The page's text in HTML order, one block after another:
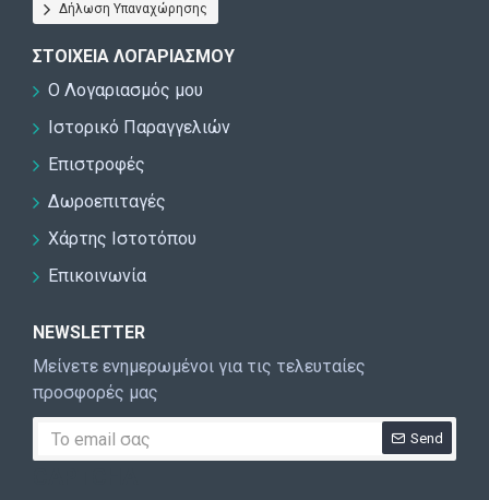
Δήλωση Υπαναχώρησης
ΣΤΟΙΧΕΊΑ ΛΟΓΑΡΙΑΣΜΟΎ
Ο Λογαριασμός μου
Ιστορικό Παραγγελιών
Επιστροφές
Δωροεπιταγές
Χάρτης Ιστοτόπου
Επικοινωνία
NEWSLETTER
Μείνετε ενημερωμένοι για τις τελευταίες
προσφορές μας
Send